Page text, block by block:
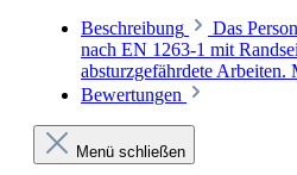
Beschreibung
Das
nach EN 1263-1 mit
absturzgefährdete
Bewertungen
Menü schließen